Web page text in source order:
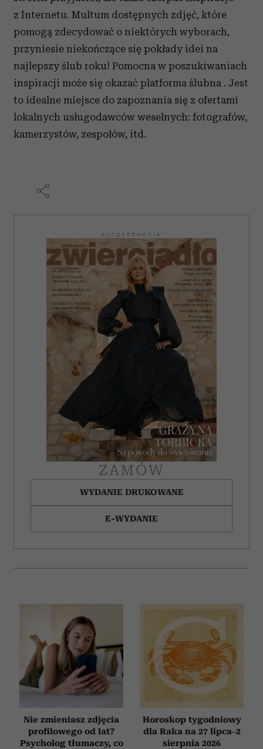
analizować ruch w naszej witrynie. Informacje o tym, jak
korzystasz z naszej witryny, udostępniamy partnerom
społecznościowym, reklamowym i analitycznym.
Partnerzy mogą połączyć te informacje z innymi danymi
otrzymanymi od Ciebie lub uzyskanymi podczas
korzystania z ich usług.
z Internetu. Multum dostępnych zdjęć, które
pomogą zdecydować o niektórych wyborach,
przyniesie niekończące się pokłady idei na
najlepszy ślub roku! Pomocna w poszukiwaniach
inspiracji może się okazać platforma ślubna . Jest
to idealne miejsce do zapoznania się z ofertami
lokalnych usługodawców weselnych: fotografów,
kamerzystów, zespołów, itd.
AUTOPROMOCJA
ZAMÓW
WYDANIE DRUKOWANE
E-WYDANIE
Nie zmieniasz zdjęcia
profilowego od lat?
Psycholog tłumaczy, co
Horoskop tygodniowy
dla Raka na 27 lipca–2
sierpnia 2026